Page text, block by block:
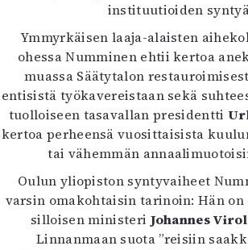
instituutioiden
Ymmyrkäisen laaja-alaisten
ohessa Numminen ehtii kertoa
muassa Säätytalon
entisistä työkavereistaan sekä
tuolloiseen tasavallan presidentti
kertoa perheensä vuosittaisista
tai vähemmän
Oulun yliopiston syntyvaiheet
varsin omakohtaisin tarinoin: Hän
silloisen ministeri Johannes
Linnanmaan suota ”reisiin